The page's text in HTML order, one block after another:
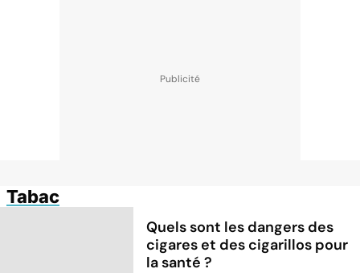
Tabac
Quels sont les dangers des
cigares et des cigarillos pour
la santé ?